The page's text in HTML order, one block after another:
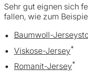
Sehr gut eignen sich
fallen, wie zum
Baumwoll-
Viskose-Jersey*
Romanit-Jersey*